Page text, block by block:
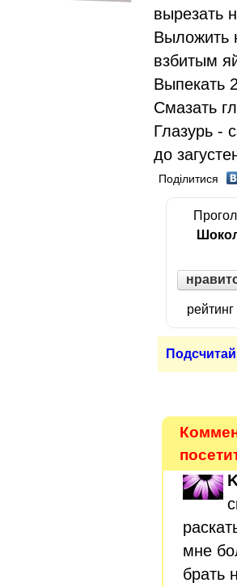
вырезать
Выложить
взбитым
Выпекать
Смазать
Глазурь -
до
Поділитися
мне
брать